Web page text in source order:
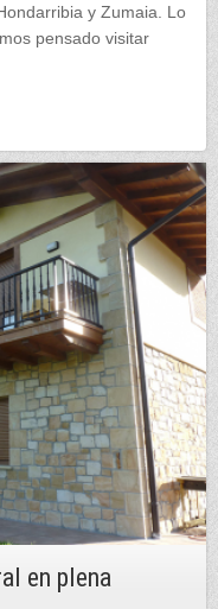
y Zumaia. Lo
pensado visitar
en plena